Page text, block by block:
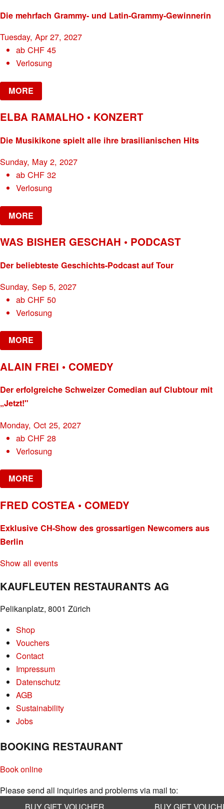
Die mehrfach Grammy- und Latin-Grammy-Gewinnerin
Tuesday, Apr 27, 2027
abCHF 45
Verlosung
MORE
ELBA RAMALHO • KONZERT
Die Musikikone spielt alle ihre brasilianischen Hits
Sunday, May 2, 2027
abCHF 32
Verlosung
MORE
WAS BISHER GESCHAH • PODCAST
Der beliebteste Geschichts-Podcast auf Tour
Sunday, Sep 5, 2027
abCHF 50
Verlosung
MORE
ALAIN FREI • COMEDY
Der erfolgreiche Schweizer Comedian auf Clubtour mit
„Jetzt!"
Monday, Oct 25, 2027
abCHF 28
Verlosung
MORE
FRED COSTEA • COMEDY
Exklusive CH-Show des grossartigen Newcomers aus
Berlin
Show all events
KAUFLEUTEN RESTAURANTS AG
Pelikanplatz, 8001 Zürich
Shop
Vouchers
Contact
Impressum
Datenschutz
AGB
Sustainability
Jobs
BOOKING RESTAURANT
Book online
Please send all inquiries and problems via mail to:
info@kaufleuten.ch